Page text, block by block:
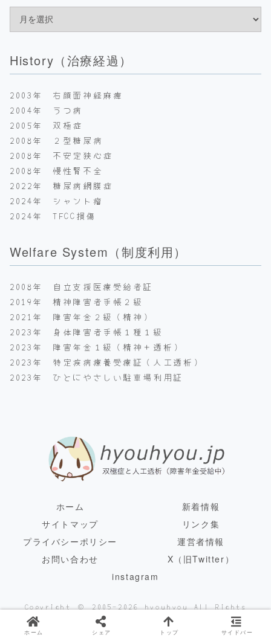
History（治療経過）
2003年 右顔面神経麻痺
2004年 うつ病
2005年 双極症
2008年 ２型糖尿病
2008年 不安定狭心症
2008年 慢性腎不全
2022年 糖尿病網膜症
2024年 シャント瘤
2024年 TFCC損傷
Welfare System（制度利用）
2008年 自立支援医療受給者証
2019年 精神障害者手帳２級
2021年 障害年金２級（精神）
2023年 身体障害者手帳１種１級
2023年 障害年金１級（精神＋透析）
2023年 特定疾病療養受療証（人工透析）
2023年 ひとにやさしい駐車場利用証
ホーム
新着情報
サイトマップ
リンク集
プライバシーポリシー
運営者情報
お問い合わせ
X（旧Twitter）
instagram
Copyright © 2005-2026 hyouhyou All Rights
ホーム シェア トップ サイドバー